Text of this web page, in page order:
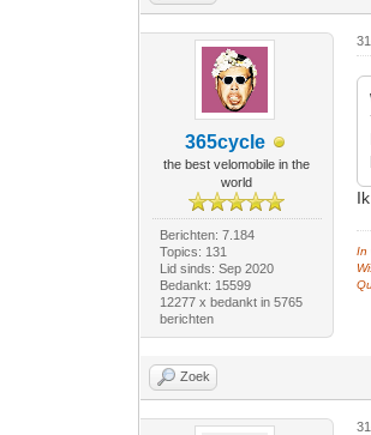
365cycle
the best velomobile in the
world
Berichten: 7.184
Topics: 131
Lid sinds: Sep 2020
Bedankt: 15599
12277 x bedankt in 5765
berichten
In
Zoek